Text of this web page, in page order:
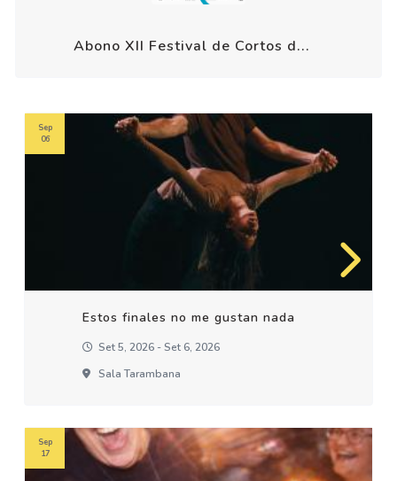
Abono XII Festival de Cortos d...
Estos finales no me gustan nada
Set 5, 2026 - Set 6, 2026
Sala Tarambana
Sep
06
Sep
17